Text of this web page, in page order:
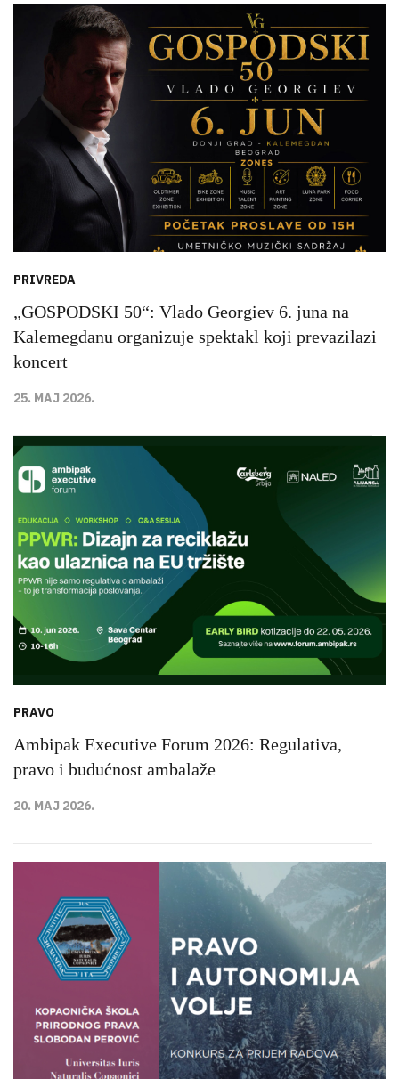
PRIVREDA
„GOSPODSKI 50“: Vlado Georgiev 6. juna na
Kalemegdanu organizuje spektakl koji prevazilazi
koncert
25. MAJ 2026.
PRAVO
Ambipak Executive Forum 2026: Regulativa,
pravo i budućnost ambalaže
20. MAJ 2026.